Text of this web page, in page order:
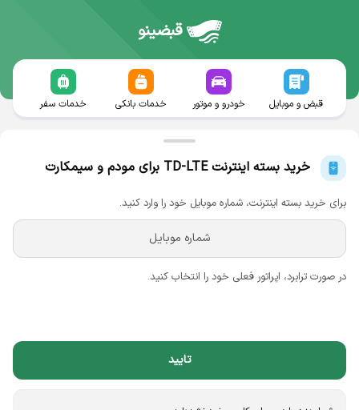
قبضینو
قبض و موبایل خودرو و موتور خدمات بانکی خدمات سفر
خرید بسته اینترنت TD-LTE برای مودم و سیمکارت
برای خرید بسته اینترنت، شماره موبایل خود را وارد کنید.
در صورت ترابرد، اپراتور فعلی خود را انتخاب کنید.
تایید